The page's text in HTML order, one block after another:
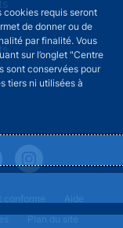
cookies requis seront
de donner ou de
par finalité. Vous
sur l’onglet "Centre
sont conservées pour
tiers ni utilisées à
conforme
Aide
Plan du site